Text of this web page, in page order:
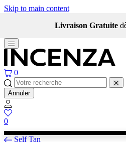
Skip to main content
Livraison Gratuite
0
Annuler
0
Self Tan